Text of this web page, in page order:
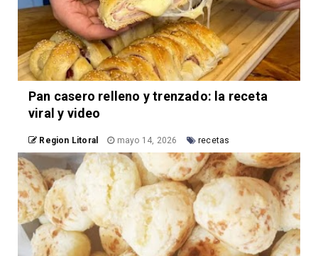
Pan casero relleno y trenzado: la receta
viral y video
Region Litoral mayo 14, 2026 recetas